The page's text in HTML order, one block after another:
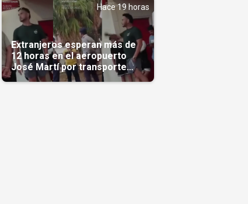
Hace 19 horas
Extranjeros esperan más de
12 horas en el aeropuerto
José Martí por transporte
reservado semanas